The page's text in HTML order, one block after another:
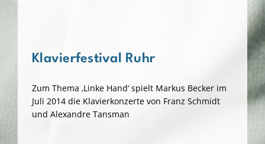
Klavierfestival Ruhr
Zum Thema ‚Linke Hand‘ spielt Markus Becker im
Juli 2014 die Klavierkonzerte von Franz Schmidt
und Alexandre Tansman